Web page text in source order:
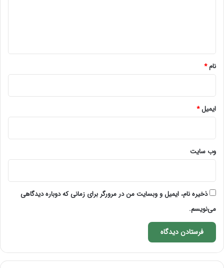
نام*
ایمیل*
وب‌ سایت
ذخیره نام، ایمیل و وبسایت من در مرورگر برای زمانی که دوباره دیدگاهی
می‌نویسم.